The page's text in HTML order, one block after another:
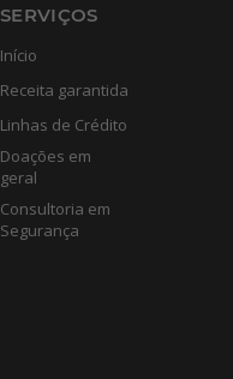
SERVIÇOS
Início
Receita garantida
Linhas de Crédito
Doações em
geral
Consultoria em
Segurança